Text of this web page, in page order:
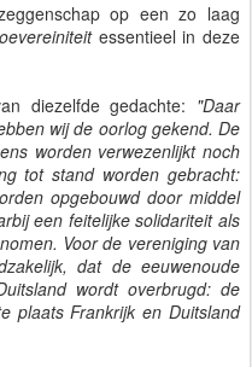
op een zo laag
essentieel in deze
diezelfde gedachte: "Daar
wij de oorlog gekend. De
worden verwezenlijkt noch
tot stand worden gebracht:
opgebouwd door middel
een feitelijke solidariteit als
Voor de vereniging van
dat de eeuwenoude
wordt overbrugd: de
plaats Frankrijk en Duitsland